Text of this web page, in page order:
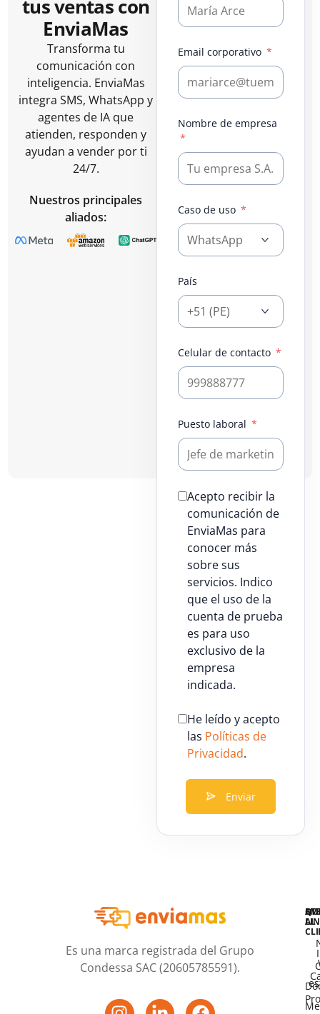
tus ventas con
EnviaMas
Transforma tu
comunicación con
inteligencia. EnviaMas
integra SMS, WhatsApp y
agentes de IA que
atienden, responden y
ayudan a vender por ti
24/7.
Nuestros principales
aliados:
Email corporativo
Nombre de empresa
Caso de uso
País
Celular de contacto
Puesto laboral
Acepto recibir la
comunicación de
EnviaMas para
conocer más
sobre sus
servicios. Indico
que el uso de la
cuenta de prueba
es para uso
exclusivo de la
empresa
indicada.
He leído y acepto
las Políticas de
Privacidad.
Enviar
Es una marca registrada del Grupo
Condessa SAC (20605785591).
AL